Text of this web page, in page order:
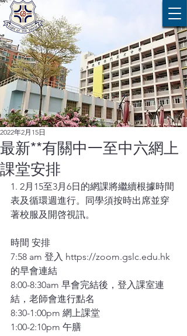
最新**有關中一至中六網上
課堂安排
2022年2月15日
1. 2月15至3月6日的網課將繼續根據時間
表及循環週進行。同學須按時出席並穿
著校服及開啓視訊。
時間 安排
7:58 am 登入 https://zoom.gslc.edu.hk
的早會連結
8:00-8:30am 早會完結後，登入課室連
結，老師會進行點名
8:30-1:00pm 網上課堂
1:00-2:10pm 午膳